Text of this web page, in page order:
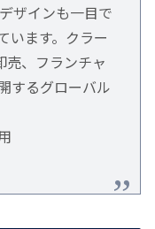
ザインも一目で
います。クラー
売、フランチャ
するグローバル